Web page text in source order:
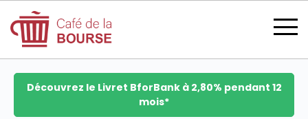
Découvrez le Livret BforBank à 2,80% pendant 12
mois*